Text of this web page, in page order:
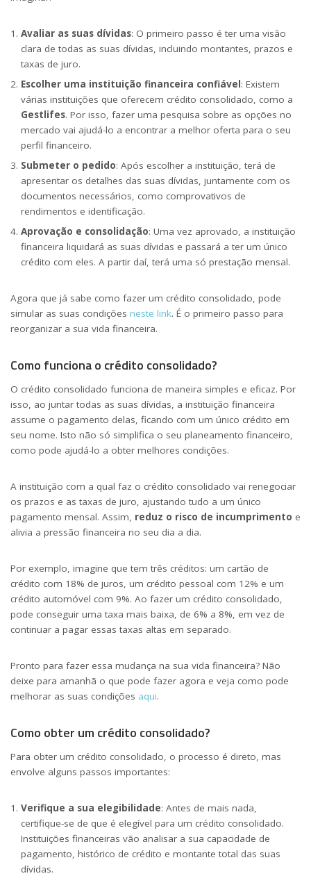
Avaliar as suas dívidas: O primeiro passo é ter uma visão
clara de todas as suas dívidas, incluindo montantes, prazos e
taxas de juro.
Escolher uma instituição financeira confiável: Existem
várias instituições que oferecem crédito consolidado, como a
Gestlifes. Por isso, fazer uma pesquisa sobre as opções no
mercado vai ajudá-lo a encontrar a melhor oferta para o seu
perfil financeiro.
Submeter o pedido: Após escolher a instituição, terá de
apresentar os detalhes das suas dívidas, juntamente com os
documentos necessários, como comprovativos de
rendimentos e identificação.
Aprovação e consolidação: Uma vez aprovado, a instituição
financeira liquidará as suas dívidas e passará a ter um único
crédito com eles. A partir daí, terá uma só prestação mensal.
Agora que já sabe como fazer um crédito consolidado, pode
simular as suas condições neste link. É o primeiro passo para
reorganizar a sua vida financeira.
Como funciona o crédito consolidado?
O crédito consolidado funciona de maneira simples e eficaz. Por
isso, ao juntar todas as suas dívidas, a instituição financeira
assume o pagamento delas, ficando com um único crédito em
seu nome. Isto não só simplifica o seu planeamento financeiro,
como pode ajudá-lo a obter melhores condições.
A instituição com a qual faz o crédito consolidado vai renegociar
os prazos e as taxas de juro, ajustando tudo a um único
pagamento mensal. Assim, reduz o risco de incumprimento e
alivia a pressão financeira no seu dia a dia.
Por exemplo, imagine que tem três créditos: um cartão de
crédito com 18% de juros, um crédito pessoal com 12% e um
crédito automóvel com 9%. Ao fazer um crédito consolidado,
pode conseguir uma taxa mais baixa, de 6% a 8%, em vez de
continuar a pagar essas taxas altas em separado.
Pronto para fazer essa mudança na sua vida financeira? Não
deixe para amanhã o que pode fazer agora e veja como pode
melhorar as suas condições aqui.
Como obter um crédito consolidado?
Para obter um crédito consolidado, o processo é direto, mas
envolve alguns passos importantes:
Verifique a sua elegibilidade: Antes de mais nada,
certifique-se de que é elegível para um crédito consolidado.
Instituições financeiras vão analisar a sua capacidade de
pagamento, histórico de crédito e montante total das suas
dívidas.